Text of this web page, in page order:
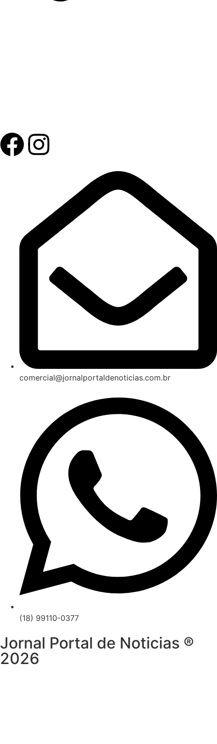
comercial@jornalportaldenoticias.com.br
(18) 99110-0377
Jornal Portal de Noticias ®
2026